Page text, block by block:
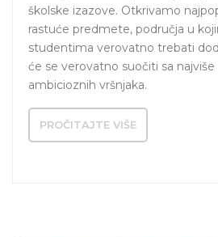
školske izazove. Otkrivamo
rastuće predmete, područja u
studentima verovatno trebati
će se verovatno suočiti sa
ambicioznih vršnjaka.
PROČITAJTE VIŠE